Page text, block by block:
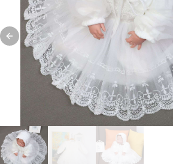
Previous slide